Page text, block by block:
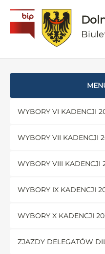
WYBORY VI KADENCJI
WYBORY VII KADENCJI
WYBORY VIII KADENCJI
WYBORY IX KADENCJI
WYBORY X KADENCJI
ZJAZDY DELEGATÓW